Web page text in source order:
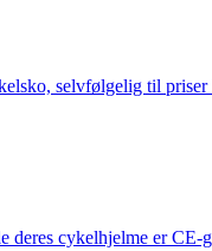
selvfølgelig til
cykelhjelme er